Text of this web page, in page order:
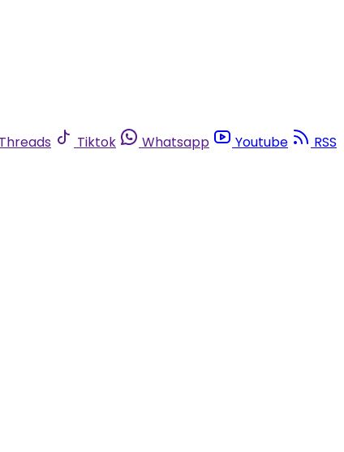
Threads Tiktok Whatsapp Youtube
RSS